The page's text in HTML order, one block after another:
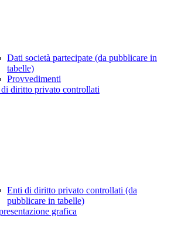
Dati società partecipate (da pubblicare in
tabelle)
Provvedimenti
diritto privato controllati
Enti di diritto privato controllati (da
pubblicare in tabelle)
grafica